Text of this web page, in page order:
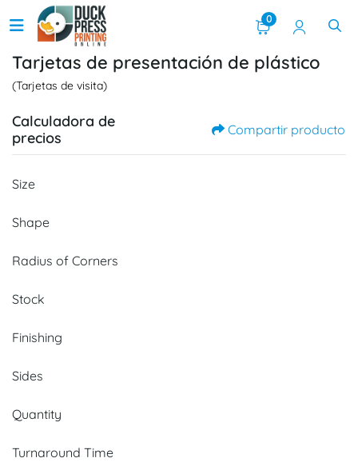
0
Tarjetas de presentación de plástico
(Tarjetas de visita)
Calculadora de
precios
Compartir producto
Size
Shape
Radius of Corners
Stock
Finishing
Sides
Quantity
Turnaround Time